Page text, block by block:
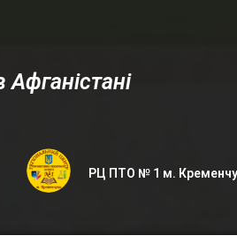
Афганістані
РЦ ПТО № 1 м.